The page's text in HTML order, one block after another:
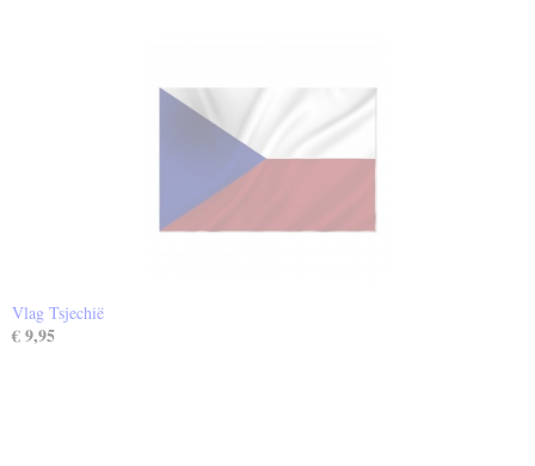
Vlag Tsjechië
€ 9,95